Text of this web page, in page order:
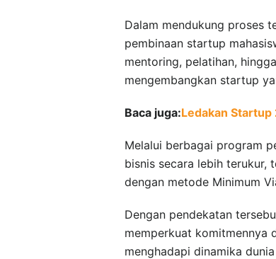
Dalam mendukung proses
pembinaan startup
mentoring, pelatihan,
mengembangkan startup
Baca juga:Ledakan Startup
Melalui berbagai program
bisnis secara lebih terukur,
dengan metode Minimum
Dengan pendekatan
memperkuat komitmennya
menghadapi dinamika